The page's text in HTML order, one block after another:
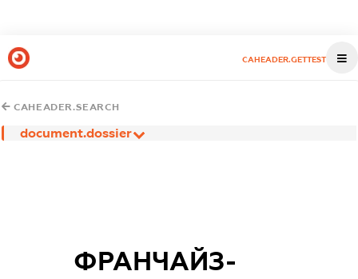
CAHEADER.GETTEST
CAHEADER.SEARCH
document.dossier
ФРАНЧАЙЗ-